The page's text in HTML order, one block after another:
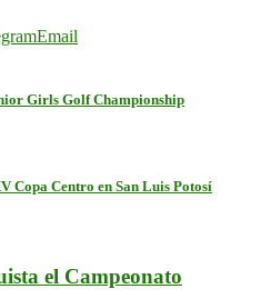
Email
Girls Golf Championship
Copa Centro en San Luis Potosí
el Campeonato